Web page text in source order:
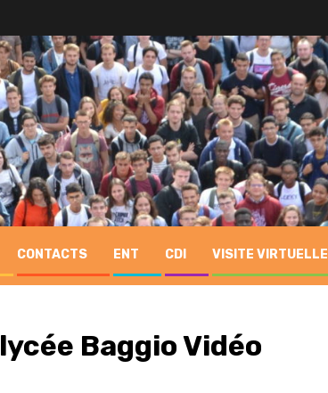
CONTACTS ENT CDI VISITE VIRTUELLE
Baggio Vidéo